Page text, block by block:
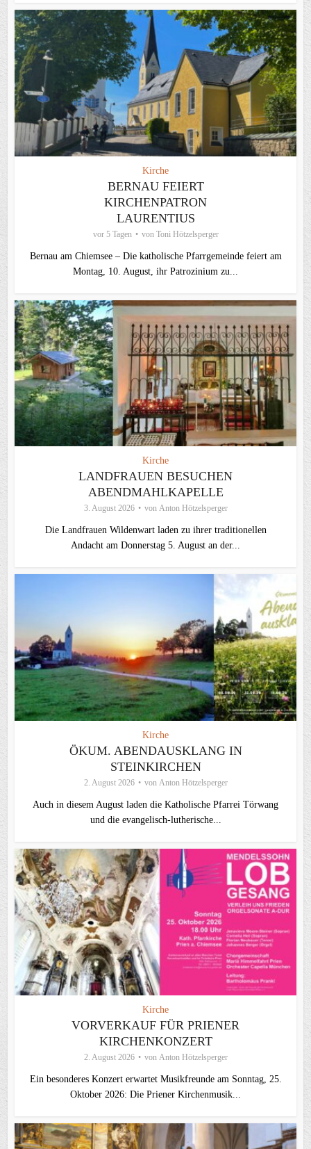
Kirche
BERNAU FEIERT
KIRCHENPATRON
LAURENTIUS
vor 5 Tagen von Toni Hötzelsperger
Bernau am Chiemsee – Die katholische Pfarrgemeinde feiert am
Montag, 10. August, ihr Patrozinium zu...
Kirche
LANDFRAUEN BESUCHEN
ABENDMAHLKAPELLE
3. August 2026 von Anton Hötzelsperger
Die Landfrauen Wildenwart laden zu ihrer traditionellen
Andacht am Donnerstag 5. August an der...
Kirche
ÖKUM. ABENDAUSKLANG IN
STEINKIRCHEN
2. August 2026 von Anton Hötzelsperger
Auch in diesem August laden die Katholische Pfarrei Törwang
und die evangelisch‑lutherische...
Kirche
VORVERKAUF FÜR PRIENER
KIRCHENKONZERT
2. August 2026 von Anton Hötzelsperger
Ein besonderes Konzert erwartet Musikfreunde am Sonntag, 25.
Oktober 2026: Die Priener Kirchenmusik...